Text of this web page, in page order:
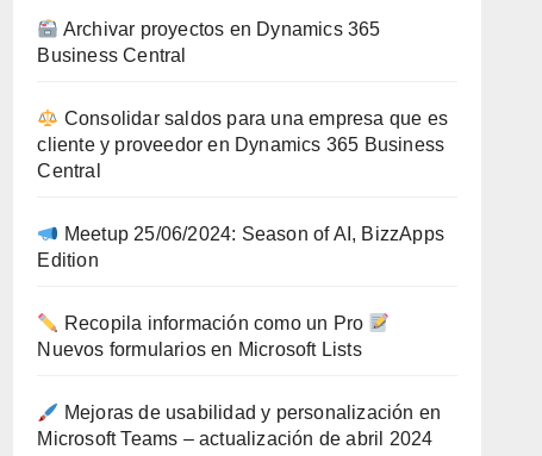
Archivar proyectos en Dynamics 365
Business Central
Consolidar saldos para una empresa que es
cliente y proveedor en Dynamics 365 Business
Central
Meetup 25/06/2024: Season of AI, BizzApps
Edition
Recopila información como un Pro
Nuevos formularios en Microsoft Lists
Mejoras de usabilidad y personalización en
Microsoft Teams – actualización de abril 2024